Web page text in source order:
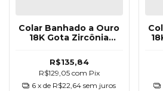
Colar Banhado a Ouro
18K Gota Zircônia
Piscina
R$135,84
R$129,05 com Pix
6 x de R$22,64 sem juros